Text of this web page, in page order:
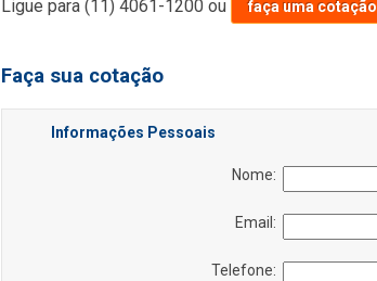
Ligue para(11) 4061-1200 ou faça uma cotação
Faça sua cotação
Informações Pessoais
Nome:
Email:
Telefone: